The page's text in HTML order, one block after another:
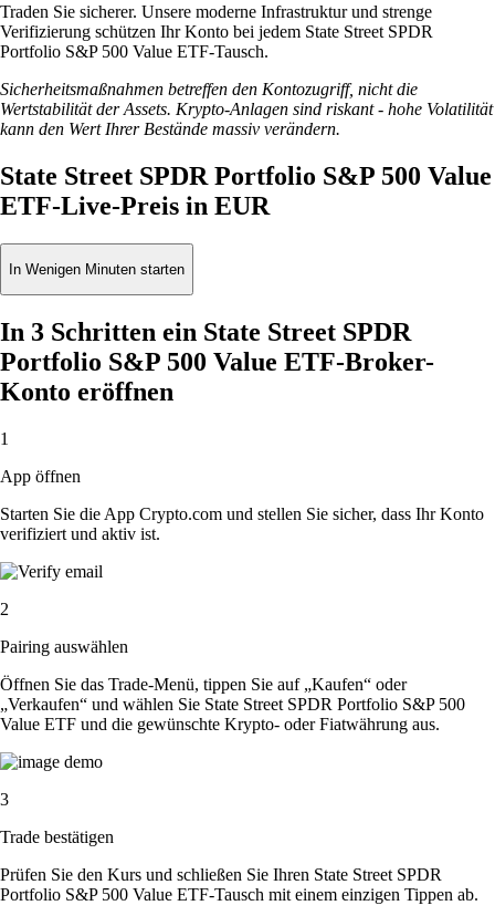
Traden Sie sicherer. Unsere moderne Infrastruktur und strenge
Verifizierung schützen Ihr Konto bei jedem State Street SPDR
Portfolio S&P 500 Value ETF-Tausch.
Sicherheitsmaßnahmen betreffen den Kontozugriff, nicht die
Wertstabilität der Assets. Krypto-Anlagen sind riskant - hohe Volatilität
kann den Wert Ihrer Bestände massiv verändern.
State Street SPDR Portfolio S&P 500 Value
ETF-Live-Preis in EUR
In Wenigen Minuten starten
In 3 Schritten ein State Street SPDR
Portfolio S&P 500 Value ETF-Broker-
Konto eröffnen
1
App öffnen
Starten Sie die App Crypto.com und stellen Sie sicher, dass Ihr Konto
verifiziert und aktiv ist.
2
Pairing auswählen
Öffnen Sie das Trade-Menü, tippen Sie auf „Kaufen“ oder
„Verkaufen“ und wählen Sie State Street SPDR Portfolio S&P 500
Value ETF und die gewünschte Krypto- oder Fiatwährung aus.
3
Trade bestätigen
Prüfen Sie den Kurs und schließen Sie Ihren State Street SPDR
Portfolio S&P 500 Value ETF-Tausch mit einem einzigen Tippen ab.